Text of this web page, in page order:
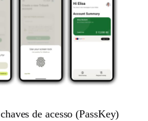
de acesso (PassKey)